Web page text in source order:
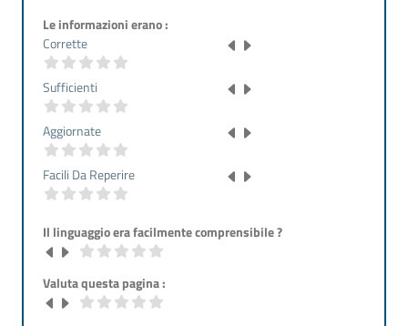
Le informazioni erano :
Corrette
Sufficienti
Aggiornate
Facili Da Reperire
Il linguaggio era facilmente comprensibile ?
Valuta questa pagina :